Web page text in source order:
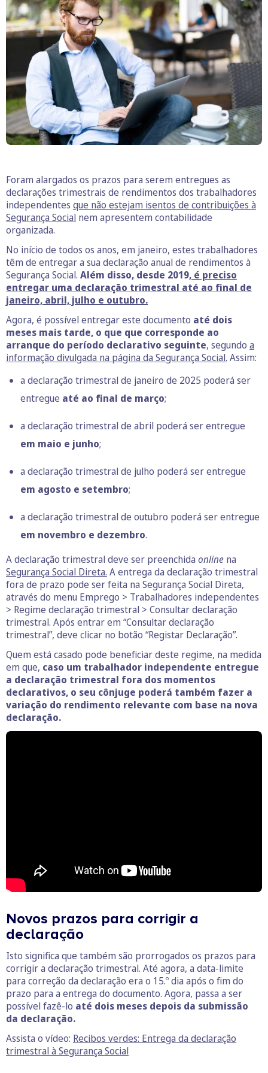
Foram alargados os prazos para serem entregues as
declarações trimestrais de rendimentos dos trabalhadores
independentes que não estejam isentos de contribuições à
Segurança Social nem apresentem contabilidade
organizada.
No início de todos os anos, em janeiro, estes trabalhadores
têm de entregar a sua declaração anual de rendimentos à
Segurança Social. Além disso, desde 2019, é preciso
entregar uma declaração trimestral até ao final de
janeiro, abril, julho e outubro.
Agora, é possível entregar este documento até dois
meses mais tarde, o que que corresponde ao
arranque do período declarativo seguinte, segundo a
informação divulgada na página da Segurança Social. Assim:
a declaração trimestral de janeiro de 2025 poderá ser
entregue até ao final de março;
a declaração trimestral de abril poderá ser entregue
em maio e junho;
a declaração trimestral de julho poderá ser entregue
em agosto e setembro;
a declaração trimestral de outubro poderá ser entregue
em novembro e dezembro.
A declaração trimestral deve ser preenchida online na
Segurança Social Direta. A entrega da declaração trimestral
fora de prazo pode ser feita na Segurança Social Direta,
através do menu Emprego > Trabalhadores independentes
> Regime declaração trimestral > Consultar declaração
trimestral. Após entrar em “Consultar declaração
trimestral”, deve clicar no botão “Registar Declaração”.
Quem está casado pode beneficiar deste regime, na medida
em que, caso um trabalhador independente entregue
a declaração trimestral fora dos momentos
declarativos, o seu cônjuge poderá também fazer a
variação do rendimento relevante com base na nova
declaração.
Novos prazos para corrigir a
declaração
Isto significa que também são prorrogados os prazos para
corrigir a declaração trimestral. Até agora, a data-limite
para correção da declaração era o 15.º dia após o fim do
prazo para a entrega do documento. Agora, passa a ser
possível fazê-lo até dois meses depois da submissão
da declaração.
Assista o vídeo: Recibos verdes: Entrega da declaração
trimestral à Segurança Social